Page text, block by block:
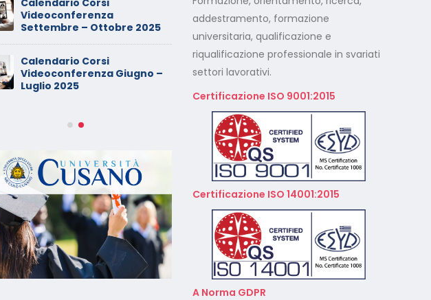
Videoconferenza
Settembre – Ottobre 2025
Calendario Corsi
Videoconferenza Giugno –
Luglio 2025
setaccio
Cade dalla sedia in smart
working, riconosciuto
Calendario Corsi
Videoconferenza Marzo –
Aprile 2026
Calendario Corsi
Videoconferenza Gennaio –
Febbraio 2026
addestramento, formazione
universitaria, qualificazione e
riqualificazione professionale in svariati
settori lavorativi.
Certificazione ISO 9001:2015
Certificazione ISO 14001:2015
A Norma GDPR